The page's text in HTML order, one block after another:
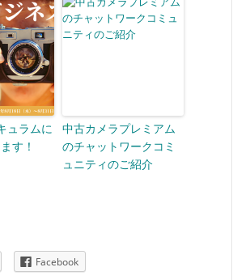
ュラムに
す！
中古カメラプレミアム
のチャットワークコミ
ュニティのご紹介
Facebook